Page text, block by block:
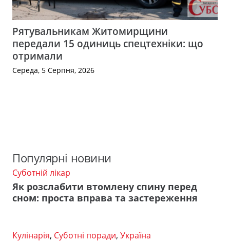
Рятувальникам Житомирщини
передали 15 одиниць спецтехніки: що
отримали
Середа, 5 Серпня, 2026
Популярні новини
Суботній лікар
Як розслабити втомлену спину перед
сном: проста вправа та застереження
Кулінарія, Суботні поради, Україна